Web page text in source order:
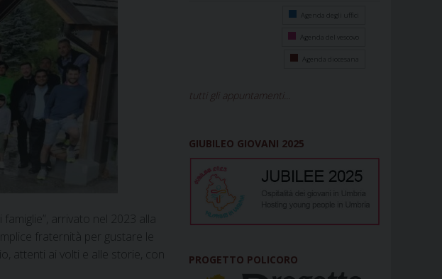
arrivato nel 2023 alla
fraternità per gustare le
attenti ai volti e alle storie, con
Agenda degli uffici
Agenda del vescovo
Agenda diocesana
tutti gli appuntamenti...
GIUBILEO GIOVANI 2025
PROGETTO POLICORO